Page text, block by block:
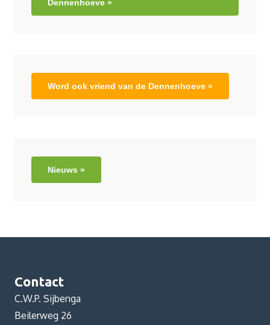
Dennenhoeve »
Word ook vriend van de Dennenhoeve »
Nieuws »
Contact
C.W.P. Sijbenga
Beilerweg 26